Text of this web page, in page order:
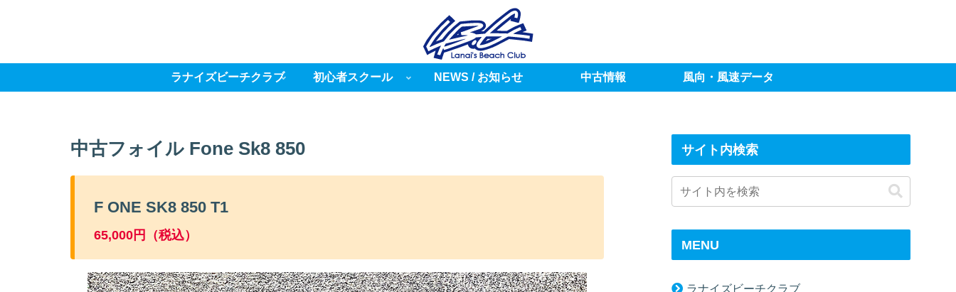
ラナイズビーチクラブ 初心者スクール NEWS / お知らせ 中古情報 風向・風速データ
中古フォイル Fone Sk8 850
F ONE SK8 850 T1
65,000円（税込）
サイト内検索
MENU
ラナイズビーチクラブ